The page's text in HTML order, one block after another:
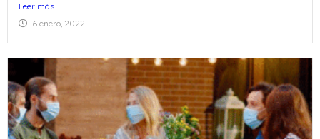
Leer más
6 enero, 2022